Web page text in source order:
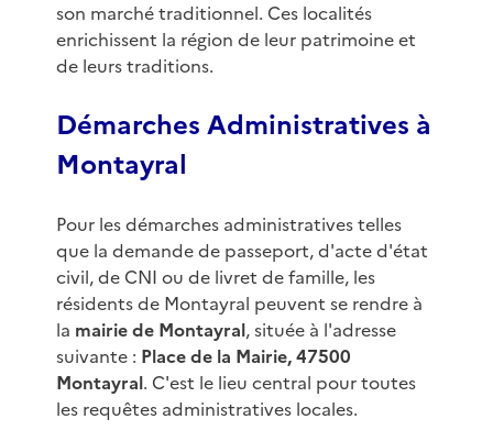
son marché traditionnel. Ces localités
enrichissent la région de leur patrimoine et
de leurs traditions.
Démarches Administratives à
Montayral
Pour les démarches administratives telles
que la demande de passeport, d'acte d'état
civil, de CNI ou de livret de famille, les
résidents de Montayral peuvent se rendre à
la mairie de Montayral, située à l'adresse
suivante : Place de la Mairie, 47500
Montayral. C'est le lieu central pour toutes
les requêtes administratives locales.